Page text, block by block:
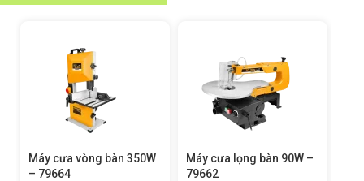
Máy cưa lọng bàn 90W –
79662
Máy cưa bàn 1500W –
79660